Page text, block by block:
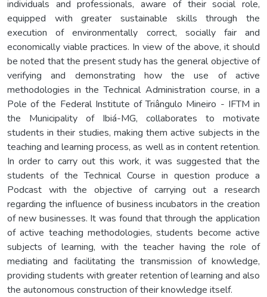
individuals and professionals, aware of their social role,
equipped with greater sustainable skills through the
execution of environmentally correct, socially fair and
economically viable practices. In view of the above, it should
be noted that the present study has the general objective of
verifying and demonstrating how the use of active
methodologies in the Technical Administration course, in a
Pole of the Federal Institute of Triângulo Mineiro - IFTM in
the Municipality of Ibiá-MG, collaborates to motivate
students in their studies, making them active subjects in the
teaching and learning process, as well as in content retention.
In order to carry out this work, it was suggested that the
students of the Technical Course in question produce a
Podcast with the objective of carrying out a research
regarding the influence of business incubators in the creation
of new businesses. It was found that through the application
of active teaching methodologies, students become active
subjects of learning, with the teacher having the role of
mediating and facilitating the transmission of knowledge,
providing students with greater retention of learning and also
the autonomous construction of their knowledge itself.